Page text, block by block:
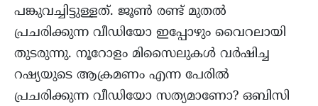
പങ്കുവച്ചിട്ടുള്ളത്. ജൂൺ രണ്ട് മുതൽ
പ്രചരിക്കുന്ന വീഡിയോ ഇപ്പോഴും വൈറലായി
തുടരുന്നു. നൂറോളം മിസൈലുകൾ വർഷിച്ച
റഷ്യയുടെ ആക്രമണം എന്ന പേരിൽ
പ്രചരിക്കുന്ന വീഡിയോ സത്യമാണോ? ഒബിസി